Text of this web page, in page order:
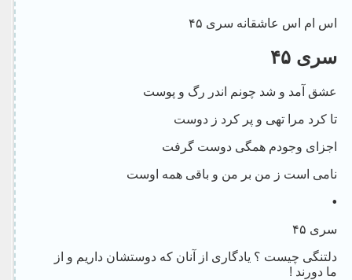
اس ام اس عاشقانه سری ۴۵
سری ۴۵
عشق آمد و شد چونم اندر رگ و پوست
تا کرد مرا تهی و پر کرد ز دوست
اجزای وجودم همگی دوست گرفت
نامی است ز من بر من و باقی همه اوست
•
سری ۴۵
دلتنگی چیست ؟ یادگاری از آنان که دوستشان داریم و از
ما دورند !